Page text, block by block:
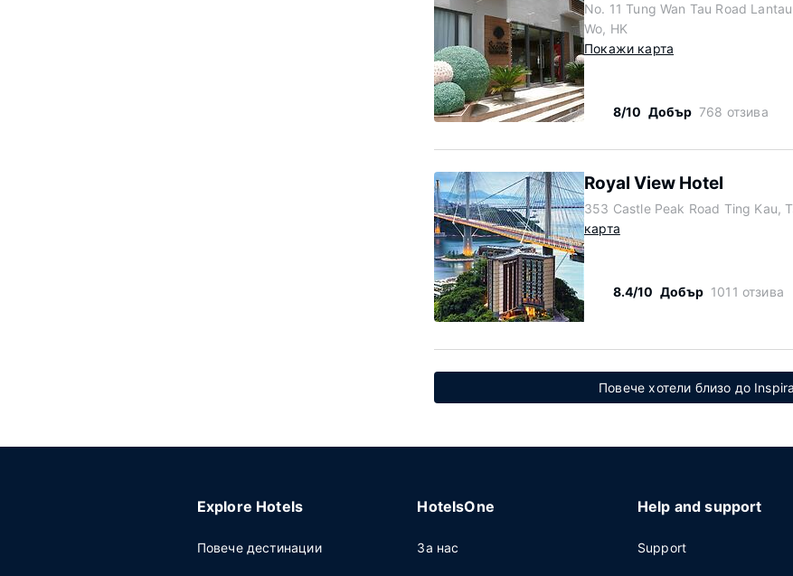
No. 11 Tung Wan Tau Road
Wo, HK
Покажи карта
8/10 Добър 768 отзива
Royal View Hotel
353 Castle Peak Road Ting Kau,
карта
8.4/10 Добър 1011 отзива
Повече хотели близо до
Explore Hotels
Повече дестинации
HotelsOne
За нас
Help and support
Support